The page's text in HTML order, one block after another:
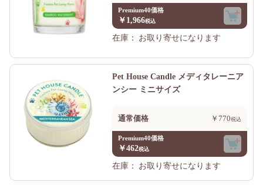
Premium40価格
￥1,966
在庫：
お取り寄せになります
Pet House Candle メディタレーニア
ンシー ミニサイズ
通常価格 ￥770
Premium40価格
￥462
在庫：
お取り寄せになります